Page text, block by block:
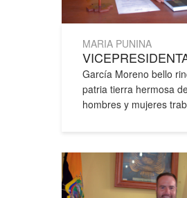
MARIA PUNINA
García Moreno bello
patria tierra hermosa
hombres y mujeres